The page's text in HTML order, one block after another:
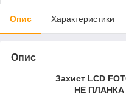
Опис Характеристики
Опис
Захист LCD
НЕ ПЛАНКА